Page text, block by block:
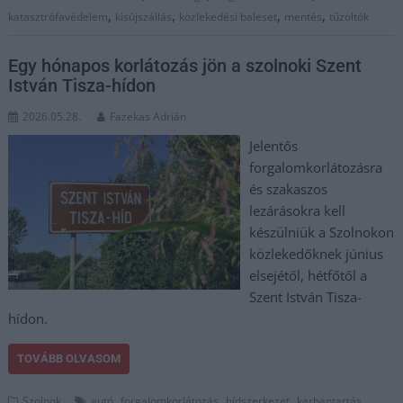
katasztrófavédelem, kisújszállás, közlekedési baleset, mentés, tűzoltók
Egy hónapos korlátozás jön a szolnoki Szent
István Tisza-hídon
2026.05.28. Fazekas Adrián
Jelentős
forgalomkorlátozásra
és szakaszos
lezárásokra kell
készülniük a Szolnokon
közlekedőknek június
elsejétől, hétfőtől a
Szent István Tisza-
hídon.
TOVÁBB OLVASOM